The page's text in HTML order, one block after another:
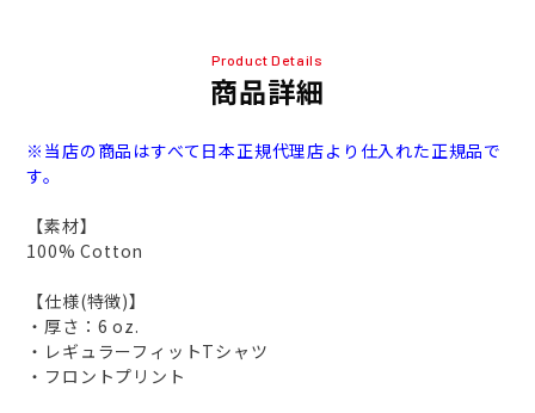
Product Details
商品詳細
※当店の商品はすべて日本正規代理店より仕入れた正規品で
す。
【素材】
100% Cotton
【仕様(特徴)】
・厚さ：6 oz.
・レギュラーフィットTシャツ
・フロントプリント